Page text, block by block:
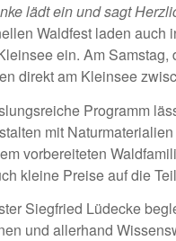
lädt ein und sagt
Waldfest laden auch
ein. Am
direkt am Kleinsee
Programm
mit
vorbereiteten
kleine Preise auf die
Siegfried Lüdecke
und allerhand